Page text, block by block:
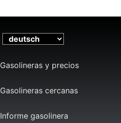
Gasolineras y precios
Gasolineras cercanas
Informe gasolinera